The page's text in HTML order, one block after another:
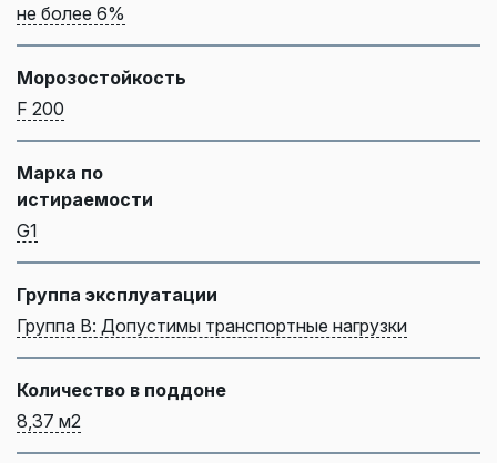
не более 6%
Морозостойкость
F 200
Марка по
истираемости
G1
Группа эксплуатации
Группа В: Допустимы транспортные нагрузки
Количество в поддоне
8,37 м2